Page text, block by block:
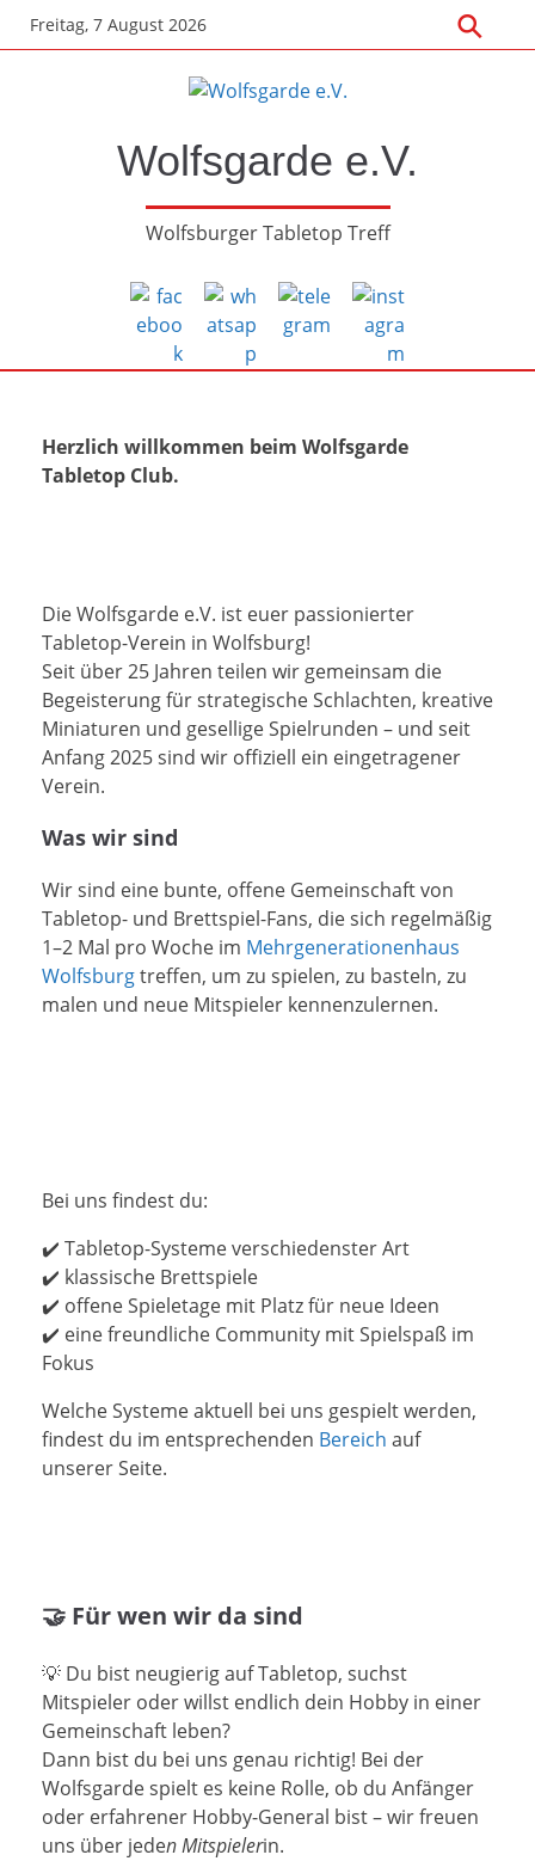
Freitag, 7 August 2026
Wolfsgarde e.V.
Wolfsburger Tabletop Treff
Herzlich willkommen beim Wolfsgarde
Tabletop Club.
Die Wolfsgarde e.V. ist euer passionierter
Tabletop-Verein in Wolfsburg!
Seit über 25 Jahren teilen wir gemeinsam die
Begeisterung für strategische Schlachten, kreative
Miniaturen und gesellige Spielrunden – und seit
Anfang 2025 sind wir offiziell ein eingetragener
Verein.
Was wir sind
Wir sind eine bunte, offene Gemeinschaft von
Tabletop- und Brettspiel-Fans, die sich regelmäßig
1–2 Mal pro Woche im Mehrgenerationenhaus
Wolfsburgtreffen, um zu spielen, zu basteln, zu
malen und neue Mitspieler kennenzulernen.
Bei uns findest du:
✔️ Tabletop-Systeme verschiedenster Art
✔️ klassische Brettspiele
✔️ offene Spieletage mit Platz für neue Ideen
✔️ eine freundliche Community mit Spielspaß im
Fokus
Welche Systeme aktuell bei uns gespielt werden,
findest du im entsprechenden Bereich auf
unserer Seite.
🤝 Für wen wir da sind
💡 Du bist neugierig auf Tabletop, suchst
Mitspieler oder willst endlich dein Hobby in einer
Gemeinschaft leben?
Dann bist du bei uns genau richtig! Bei der
Wolfsgarde spielt es keine Rolle, ob du Anfänger
oder erfahrener Hobby-General bist – wir freuen
uns über jeden Mitspielerin.